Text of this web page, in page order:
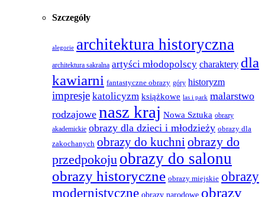
Szczegóły
alegorie architektura historyczna
architektura sakralna artyści młodopolscy charaktery dla
kawiarni fantastyczne obrazy góry historyzm
impresje katolicyzm książkowe las i park malarstwo
rodzajowe nasz kraj Nowa Sztuka obrazy
akademickie obrazy dla dzieci i młodzieży obrazy dla
zakochanych obrazy do kuchniobrazy do
przedpokoju obrazy do salonu
obrazy historyczne obrazy miejskie obrazy
modernistyczne obrazy narodowe obrazy